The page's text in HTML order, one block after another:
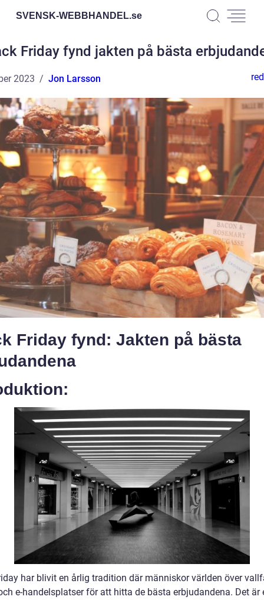
SVENSK-WEBBHANDEL.se
Friday fynd jakten på bästa
2023 Jon Larsson
Friday fynd: Jakten på bästa
har blivit en årlig tradition där människor världen över
e-handelsplatser för att hitta de bästa erbjudandena. Det är